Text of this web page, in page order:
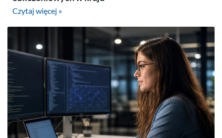
Czytaj więcej »